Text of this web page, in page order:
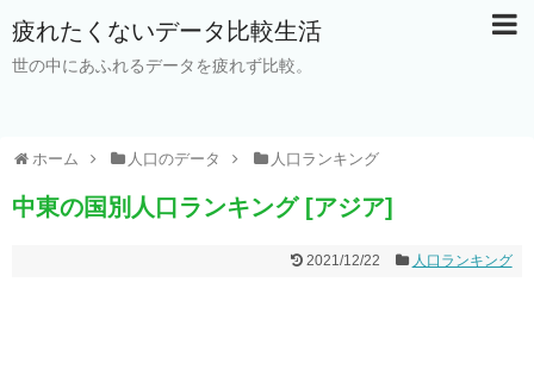
疲れたくないデータ比較生活
世の中にあふれるデータを疲れず比較。
ホーム 人口のデータ 人口ランキング
中東の国別人口ランキング [アジア]
2021/12/22 人口ランキング